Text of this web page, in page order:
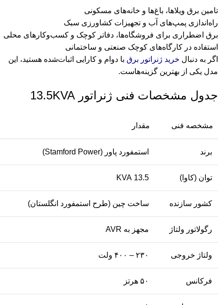
تامین برق ویلاها، باغ‌ها و خانه‌های مسکونی
راه‌اندازی پمپ‌های آب و تجهیزات کشاورزی سبک
برق اضطراری برای فروشگاه‌ها، دفاتر کوچک و کسب‌وکارهای محلی
استفاده در کارگاه‌های کوچک صنعتی و ساختمانی
اگر به دنبال خرید ژنراتور برق با دوام و کارایی اثبات‌شده هستید، این
مدل یکی از بهترین گزینه‌هاست.
جدول مشخصات فنی ژنراتور 13.5KVA
مشخصه فنی مقدار
برند استمفورد پاور (Stamford Power)
توان (کاوا) 13.5 KVA
کشور سازنده ساخت چین (طرح استمفورد انگلستان)
رگولاتور ولتاژ مجهز به AVR
ولتاژ خروجی ۲۳۰ – ۴۰۰ ولت
فرکانس ۵۰ هرتز